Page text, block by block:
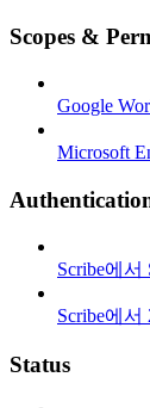
Scopes &
Google
Microsoft
Scribe에
Scribe에
Status